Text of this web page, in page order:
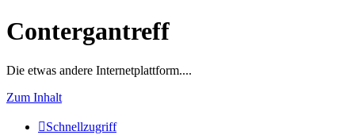
Contergantreff
Die etwas andere Internetplattform....
Zum Inhalt
Schnellzugriff